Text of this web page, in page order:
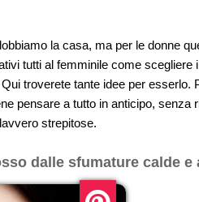
la casa, ma per le donne
tutti al femminile come scegliere
troverete tante idee per esserlo.
pensare a tutto in anticipo, senza
strepitose.
dalle sfumature calde e